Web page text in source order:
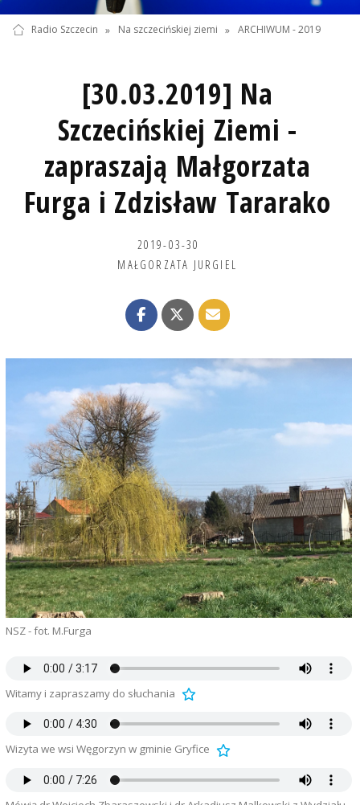
Radio Szczecin » Na szczecińskiej ziemi » ARCHIWUM - 2019
[30.03.2019] Na
Szczecińskiej Ziemi -
zapraszają Małgorzata
Furga i Zdzisław Tararako
2019-03-30
MAŁGORZATA JURGIEL
NSZ - fot. M.Furga
Witamy i zapraszamy do słuchania
Wizyta we wsi Węgorzyn w gminie Gryfice